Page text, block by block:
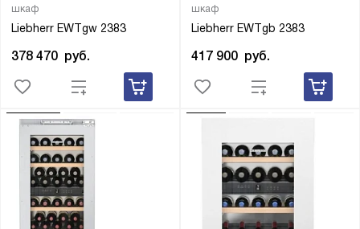
шкаф
Liebherr EWTgw 2383
378 470 руб.
шкаф
Liebherr EWTgb 2383
417 900 руб.